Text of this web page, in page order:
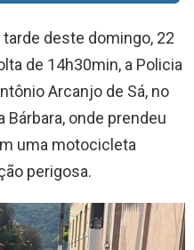
tarde deste domingo, 22
de 14h30min, a Policia
Arcanjo de Sá, no
Bárbara, onde prendeu
uma motocicleta
perigosa.